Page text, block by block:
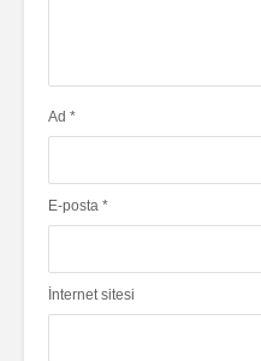
Ad *
E-posta *
İnternet sitesi